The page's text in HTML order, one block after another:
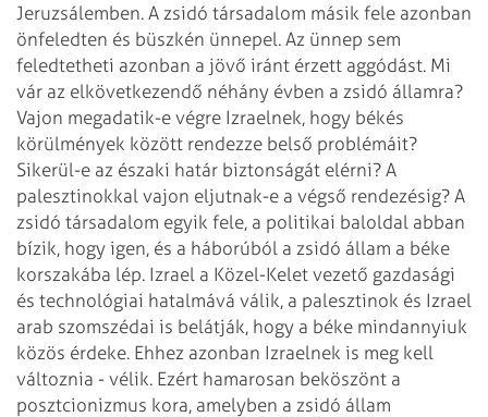
Jeruzsálemben. A zsidó társadalom másik fele azonban
önfeledten és büszkén ünnepel. Az ünnep sem
feledtetheti azonban a jövő iránt érzett aggódást. Mi
vár az elkövetkezendő néhány évben a zsidó államra?
Vajon megadatik-e végre Izraelnek, hogy békés
körülmények között rendezze belső problémáit?
Sikerül-e az északi határ biztonságát elérni? A
palesztinokkal vajon eljutnak-e a végső rendezésig? A
zsidó társadalom egyik fele, a politikai baloldal abban
bízik, hogy igen, és a háborúból a zsidó állam a béke
korszakába lép. Izrael a Közel-Kelet vezető gazdasági
és technológiai hatalmává válik, a palesztinok és Izrael
arab szomszédai is belátják, hogy a béke mindannyiuk
közös érdeke. Ehhez azonban Izraelnek is meg kell
változnia - vélik. Ezért hamarosan beköszönt a
posztcionizmus kora, amelyben a zsidó állam